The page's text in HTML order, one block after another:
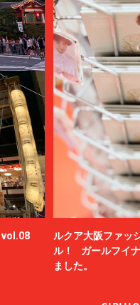
Battenwear
BEAMS PLUS
beautiful people
BED j.w. FORD
BEDWIN & THE
bemerkung
BERLUTI
BLACKBIRD
BlackEyePatch
BlackWeirdos
BLAHW
BLANC
Blanc YM
BOTTEGA VENETA
vol.08
ルクア大阪ファッ
ル！ ガールフイ
ました。